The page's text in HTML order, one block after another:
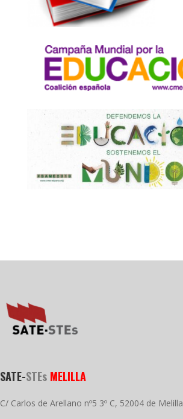
SATE-STEs MELILLA
C/ Carlos de Arellano nº5 3º C, 52004 de Melilla